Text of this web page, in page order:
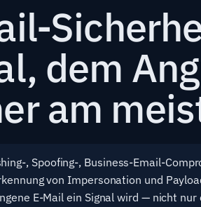
dem
am
, Spoofing-, Business-Email-
von Impersonation und
E-Mail ein Signal wird — nicht nur